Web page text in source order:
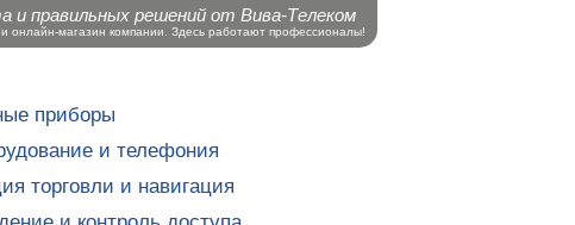
приборы
и телефония
торговли и навигация
и правильных решений от Вива-Телеком
онлайн-магазин компании. Здесь работают профессионалы!